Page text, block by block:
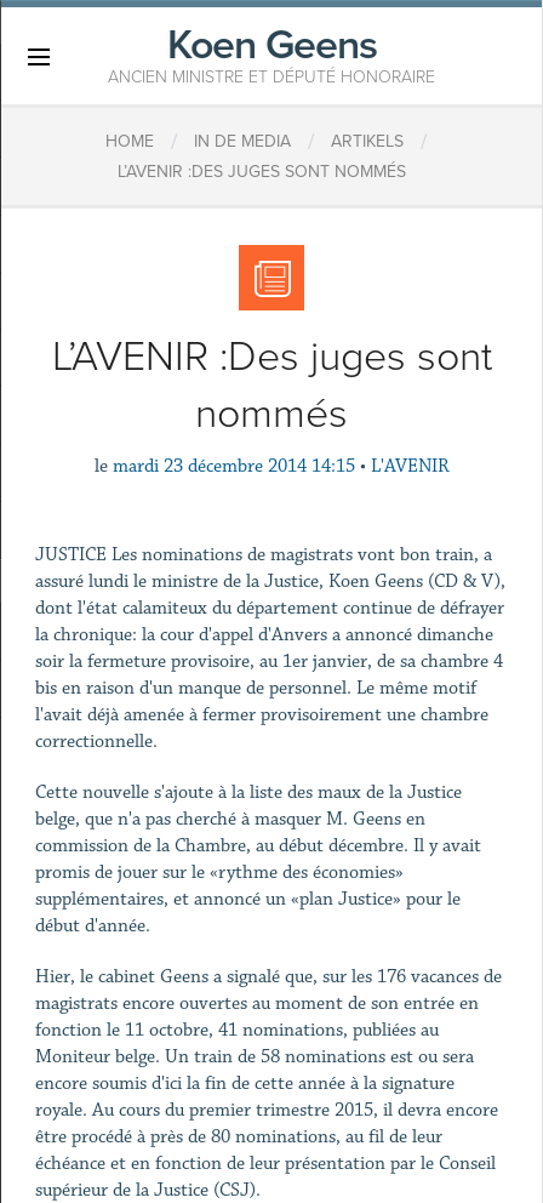
Koen Geens
ANCIEN MINISTRE ET DÉPUTÉ HONORAIRE
HOME / IN DE MEDIA / ARTIKELS /
L’AVENIR :DES JUGES SONT NOMMÉS
L’AVENIR :Des juges sont
nommés
le mardi 23 décembre 2014 14:15 • L'AVENIR
JUSTICE Les nominations de magistrats vont bon train, a
assuré lundi le ministre de la Justice, Koen Geens (CD & V),
dont l'état calamiteux du département continue de défrayer
la chronique: la cour d'appel d'Anvers a annoncé dimanche
soir la fermeture provisoire, au 1er janvier, de sa chambre 4
bis en raison d'un manque de personnel. Le même motif
l'avait déjà amenée à fermer provisoirement une chambre
correctionnelle.
Cette nouvelle s'ajoute à la liste des maux de la Justice
belge, que n'a pas cherché à masquer M. Geens en
commission de la Chambre, au début décembre. Il y avait
promis de jouer sur le «rythme des économies»
supplémentaires, et annoncé un «plan Justice» pour le
début d'année.
Hier, le cabinet Geens a signalé que, sur les 176 vacances de
magistrats encore ouvertes au moment de son entrée en
fonction le 11 octobre, 41 nominations, publiées au
Moniteur belge. Un train de 58 nominations est ou sera
encore soumis d'ici la fin de cette année à la signature
royale. Au cours du premier trimestre 2015, il devra encore
être procédé à près de 80 nominations, au fil de leur
échéance et en fonction de leur présentation par le Conseil
supérieur de la Justice (CSJ).